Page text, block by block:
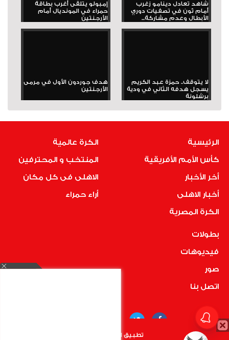
شاهد تعادل دينامو زغرب
أمام ثون في تصفيات دوري
الأبطال وعدم مشاركة...
إمبولو يتلقى أغرب بطاقة
حمراء في المونديال أمام
الأرجنتين
لا يتوقف.. حمزة عبد الكريم
يسجل هدفه الثاني في ودية
برشلونة
هدف جوردون الأول في مرمى
الأرجنتين
الرئيسية
كأس الأمم الأفريقية
أخر الأخبار
أخبار الاهلى
الكرة المصرية
الكرة عالمية
المنتخب و المحترفين
الاهلى فى كل مكان
أراء حمراء
بطولات
فيديوهات
صور
اتصل بنا
تطبيق الأهلي.كوم متاح الأن